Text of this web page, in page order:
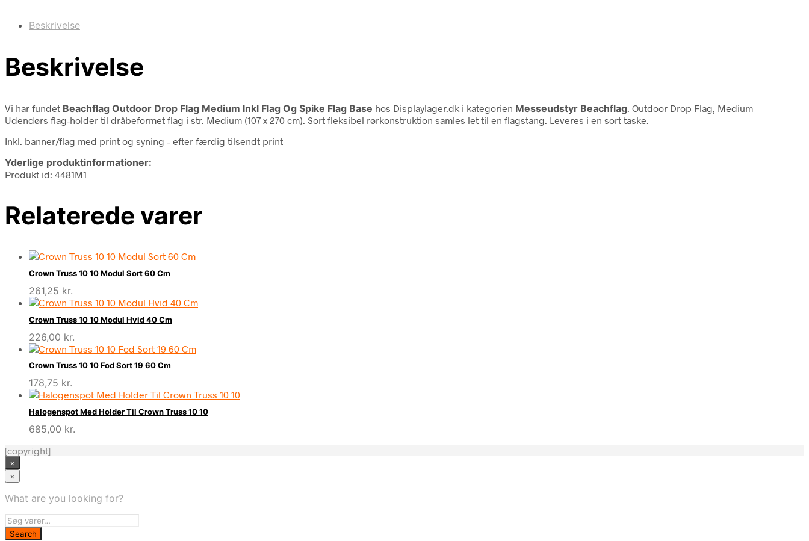
Beskrivelse
Beskrivelse
Vi har fundet Beachflag Outdoor Drop Flag Medium Inkl Flag Og Spike Flag Base hos Displaylager.dk i kategorien Messeudstyr Beachflag . Outdoor Drop Flag, Medium
Udendørs flag-holder til dråbeformet flag i str. Medium (107 x 270 cm). Sort fleksibel rørkonstruktion samles let til en flagstang. Leveres i en sort taske.
Inkl. banner/flag med print og syning – efter færdig tilsendt print
Yderlige produktinformationer:
Produkt id: 4481M1
Relaterede varer
Crown Truss 10 10 Modul Sort 60 Cm
261,25 kr.
Crown Truss 10 10 Modul Hvid 40 Cm
226,00 kr.
Crown Truss 10 10 Fod Sort 19 60 Cm
178,75 kr.
Halogenspot Med Holder Til Crown Truss 10 10
685,00 kr.
[copyright]
×
×
What are you looking for?